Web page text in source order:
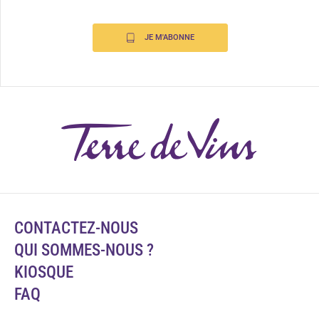
JE M'ABONNE
CONTACTEZ-NOUS
QUI SOMMES-NOUS ?
KIOSQUE
FAQ